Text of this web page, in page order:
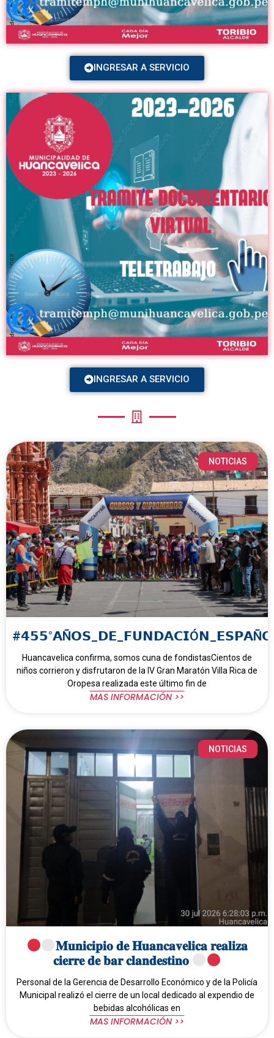
INGRESAR A SERVICIO
INGRESAR A SERVICIO
NOTICIAS
Huancavelica confirma, somos cuna de fondistasCientos de
niños corrieron y disfrutaron de la IV Gran Maratón Villa Rica de
Oropesa realizada este último fin de
MAS INFORMACIÓN >>
NOTICIAS
𝐌𝐮𝐧𝐢𝐜𝐢𝐩𝐢𝐨 𝐝𝐞 𝐇𝐮𝐚𝐧𝐜𝐚𝐯𝐞𝐥𝐢𝐜𝐚 𝐫𝐞𝐚𝐥𝐢𝐳𝐚
𝐜𝐢𝐞𝐫𝐫𝐞 𝐝𝐞 𝐛𝐚𝐫 𝐜𝐥𝐚𝐧𝐝𝐞𝐬𝐭𝐢𝐧𝐨
Personal de la Gerencia de Desarrollo Económico y de la Policía
Municipal realizó el cierre de un local dedicado al expendio de
bebidas alcohólicas en
MAS INFORMACIÓN >>